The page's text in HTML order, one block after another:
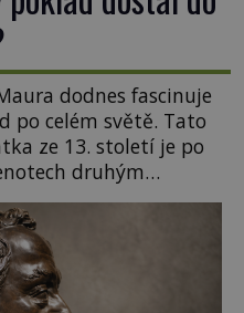
dodnes fascinuje
po celém světě. Tato
ze 13. století je po
druhým
v České
v roce 1985 po
úspěšně
obestírá hustá mlha.
[…]